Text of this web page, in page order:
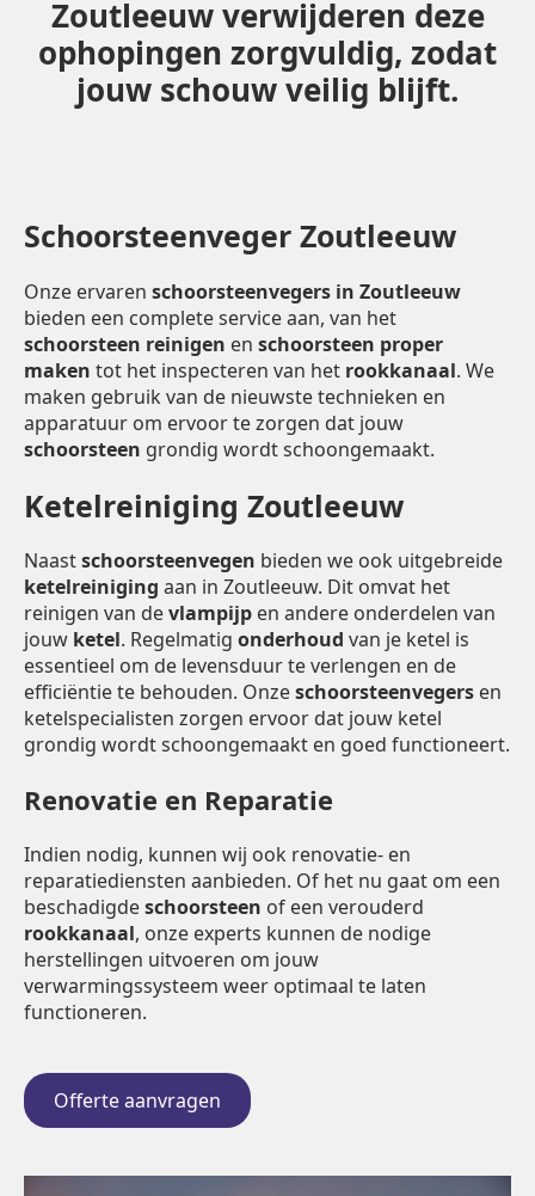
Zoutleeuw verwijderen deze
ophopingen zorgvuldig, zodat
jouw schouw veilig blijft.
Schoorsteenveger Zoutleeuw
Onze ervaren schoorsteenvegers in Zoutleeuw
bieden een complete service aan, van het
schoorsteen reinigen en schoorsteen proper
maken tot het inspecteren van het rookkanaal. We
maken gebruik van de nieuwste technieken en
apparatuur om ervoor te zorgen dat jouw
schoorsteen grondig wordt schoongemaakt.
Ketelreiniging Zoutleeuw
Naastschoorsteenvegen bieden we ook uitgebreide
ketelreiniging aan in Zoutleeuw. Dit omvat het
reinigen van devlampijp en andere onderdelen van
jouw ketel. Regelmatig onderhoud van je ketel is
essentieel om de levensduur te verlengen en de
efficiëntie te behouden. Onzeschoorsteenvegers en
ketelspecialisten zorgen ervoor dat jouw ketel
grondig wordt schoongemaakt en goed functioneert.
Renovatie en Reparatie
Indien nodig, kunnen wij ook renovatie- en
reparatiediensten aanbieden. Of het nu gaat om een
beschadigdeschoorsteen of een verouderd
rookkanaal, onze experts kunnen de nodige
herstellingen uitvoeren om jouw
verwarmingssysteem weer optimaal te laten
functioneren.
Offerte aanvragen